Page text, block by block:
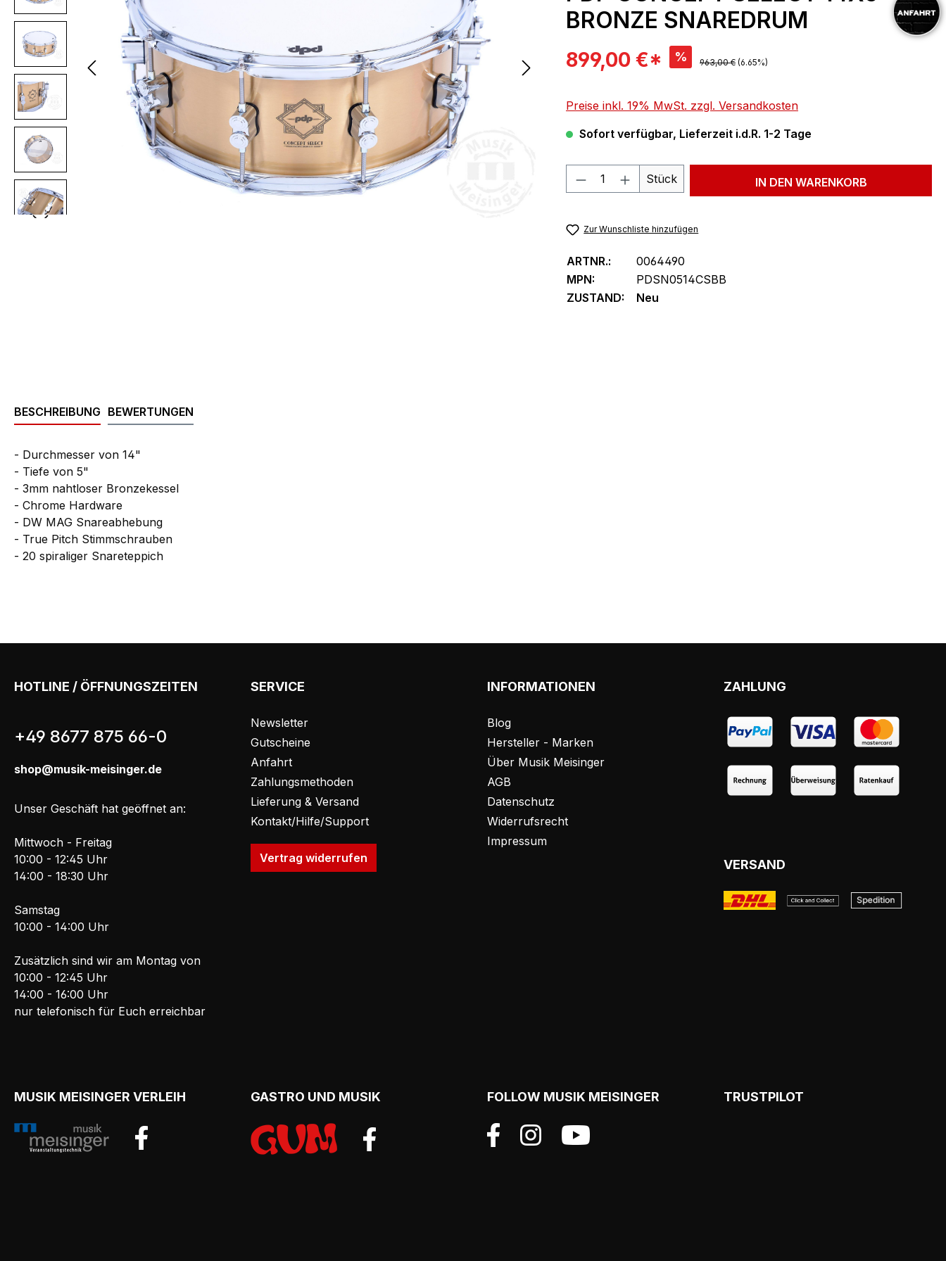
BRONZE SNAREDRUM
Verkaufspreis:
899,00 €* % Regulärer Preis:
963,00 € (6.65%)
Preise inkl. 19% MwSt. zzgl. Versandkosten
Sofort verfügbar, Lieferzeit i.d.R. 1-2 Tage
Produkt Anzahl: Gib den gewünschten Wert
Stück IN DEN WARENKORB
Zur Wunschliste hinzufügen
ARTNR.:
0064490
MPN:
PDSN0514CSBB
ZUSTAND:
Neu
BESCHREIBUNG BEWERTUNGEN
- Durchmesser von 14"
- Tiefe von 5"
- 3mm nahtloser Bronzekessel
- Chrome Hardware
- DW MAG Snareabhebung
- True Pitch Stimmschrauben
- 20 spiraliger Snareteppich
HOTLINE / ÖFFNUNGSZEITEN
+49 8677 875 66-0
shop@musik-meisinger.de
Unser Geschäft hat geöffnet an:
Mittwoch - Freitag
10:00 - 12:45 Uhr
14:00 - 18:30 Uhr
Samstag
10:00 - 14:00 Uhr
Zusätzlich sind wir am Montag von
10:00 - 12:45 Uhr
14:00 - 16:00 Uhr
nur telefonisch für Euch erreichbar
SERVICE
Newsletter
Gutscheine
Anfahrt
Zahlungsmethoden
Lieferung & Versand
Kontakt/Hilfe/Support
Vertrag widerrufen
INFORMATIONEN
Blog
Hersteller - Marken
Über Musik Meisinger
AGB
Datenschutz
Widerrufsrecht
Impressum
ZAHLUNG
VERSAND
MUSIK MEISINGER VERLEIH GASTRO UND MUSIK FOLLOW MUSIK MEISINGER TRUSTPILOT